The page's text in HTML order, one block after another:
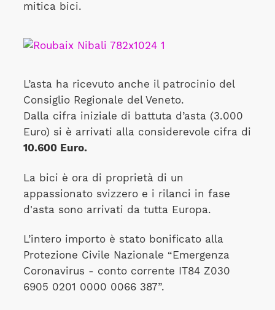
mitica bici.
L’asta ha ricevuto anche il patrocinio del
Consiglio Regionale del Veneto.
Dalla cifra iniziale di battuta d’asta (3.000
Euro) si è arrivati alla considerevole cifra di
10.600 Euro.
La bici è ora di proprietà di un
appassionato svizzero e i rilanci in fase
d'asta sono arrivati da tutta Europa.
L’intero importo è stato bonificato alla
Protezione Civile Nazionale “Emergenza
Coronavirus - conto corrente IT84 Z030
6905 0201 0000 0066 387”.